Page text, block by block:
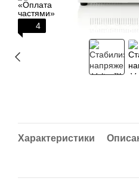
4
Характеристики